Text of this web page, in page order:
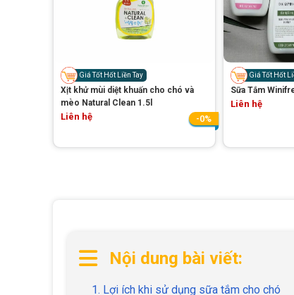
Giá Tốt Hốt Liền Tay
Xịt khử mùi diệt khuấn cho chó và
mèo Natural Clean 1.5l
Liên hệ -0%
Giá Tốt Hốt
Sữa Tắm
Liên hệ
Nội dung bài viết:
1. Lợi ích khi sử dụng sữa tắm cho chó